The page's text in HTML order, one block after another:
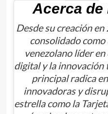
Acerca de
Desde su creación
consolidado
venezolano líder
digital y la innovación
principal radica
innovadoras y
estrella como la